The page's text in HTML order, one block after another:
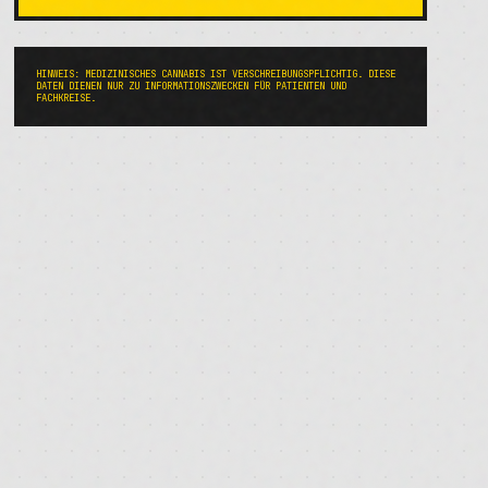
HINWEIS: MEDIZINISCHES CANNABIS IST VERSCHREIBUNGSPFLICHTIG. DIESE
DATEN DIENEN NUR ZU INFORMATIONSZWECKEN FÜR PATIENTEN UND
FACHKREISE.